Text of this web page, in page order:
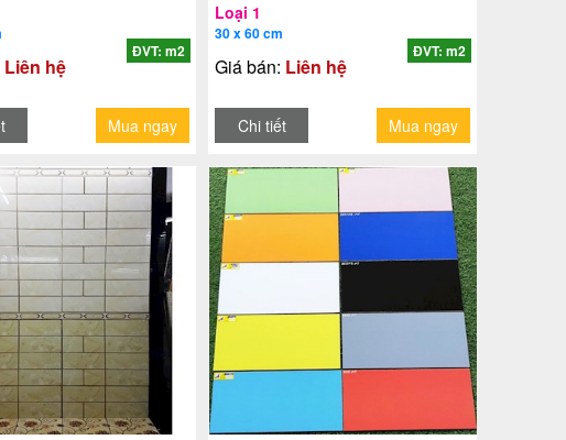
Liên hệ
ĐVT: m2
Mua ngay
Loại 1
30 x 60 cm
Giá bán: Liên hệ
ĐVT: m2
Chi tiết Mua ngay